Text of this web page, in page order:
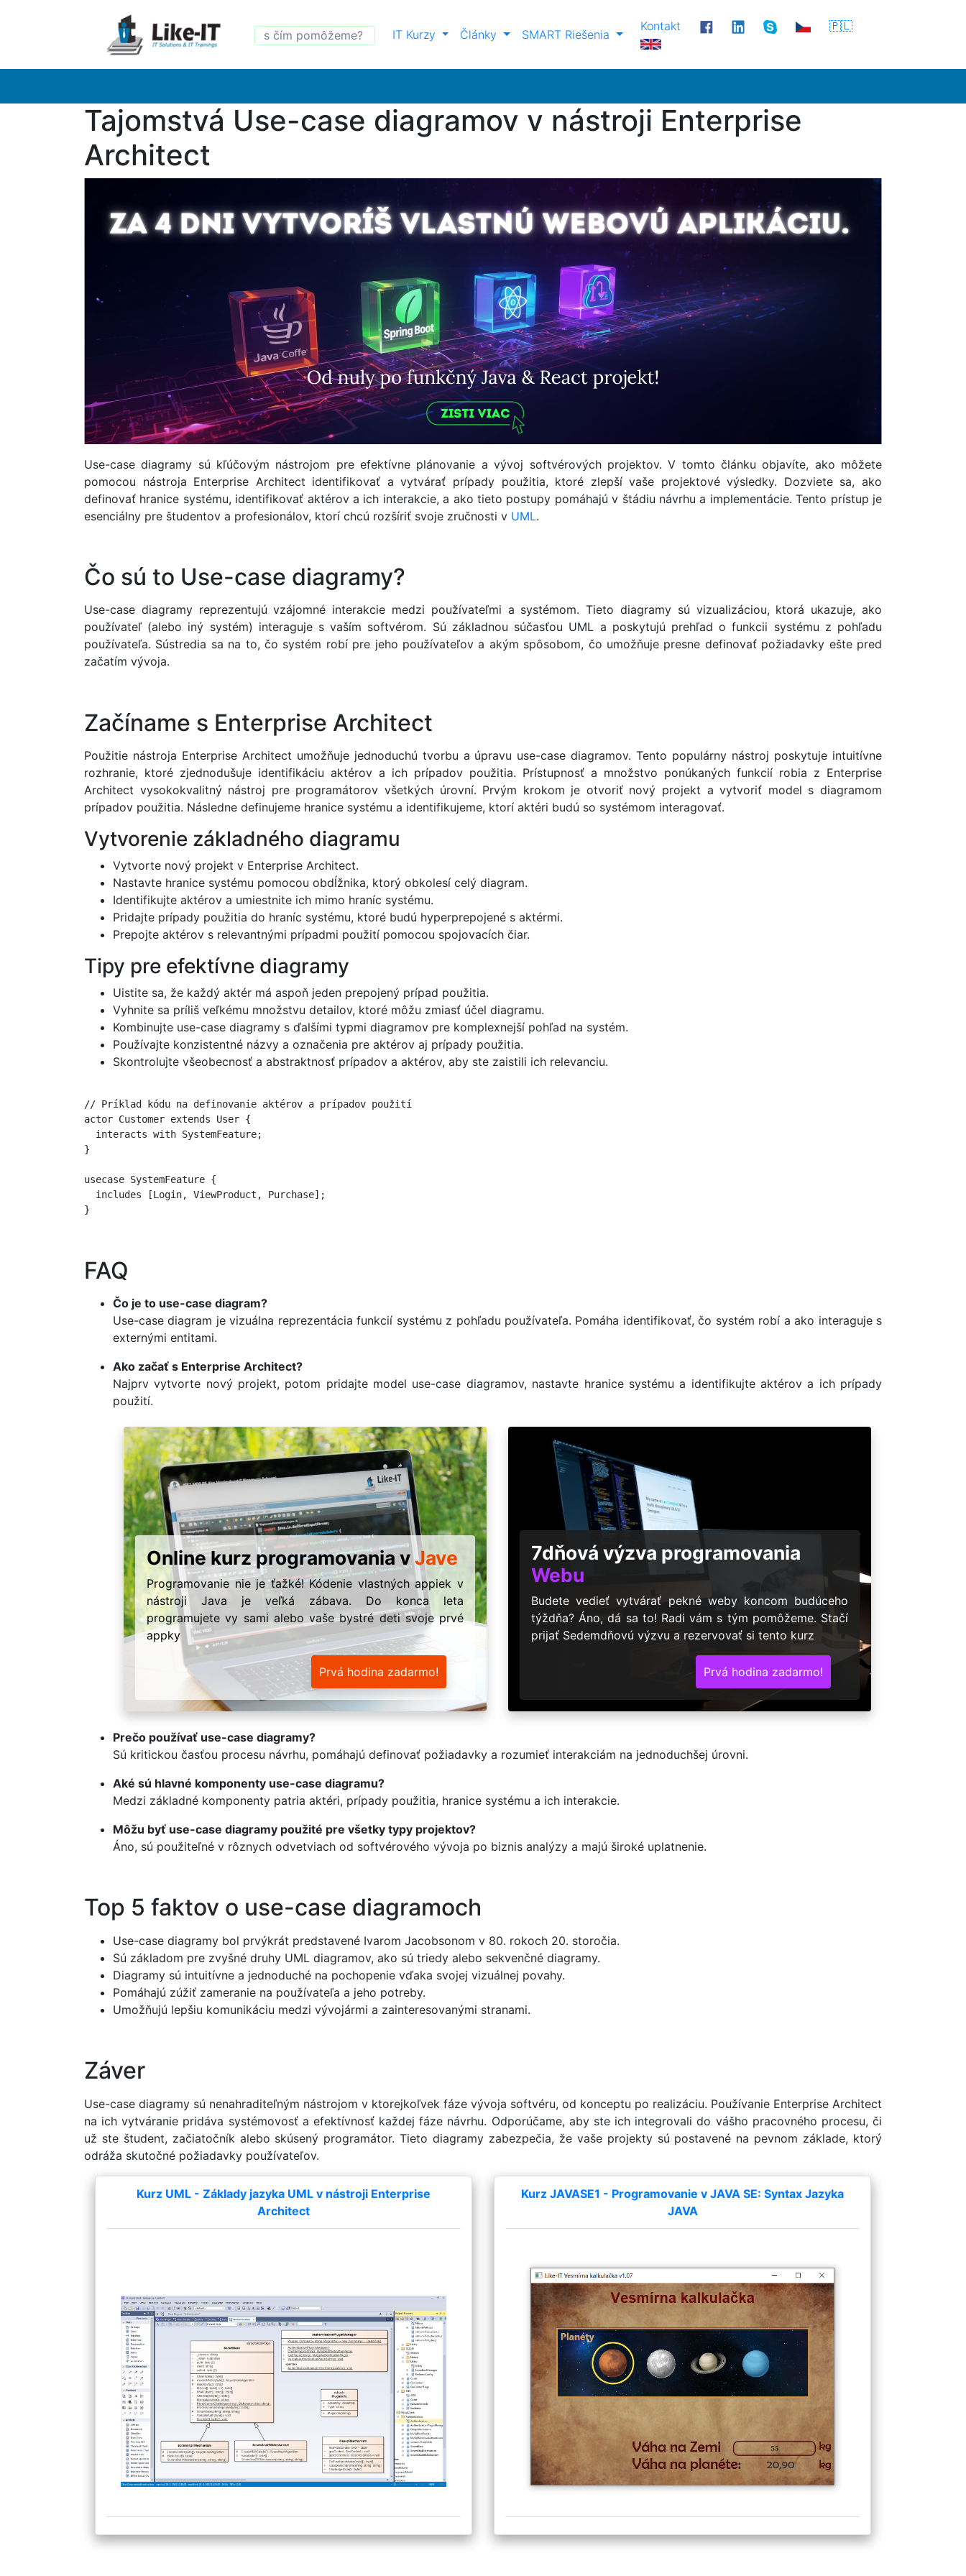
IT Kurzy Články SMART Riešenia
Kontakt 🇵🇱
Tajomstvá Use-case diagramov v nástroji Enterprise
Architect
Use-case diagramy sú kľúčovým nástrojom pre efektívne plánovanie a vývoj softvérových projektov. V tomto článku objavíte, ako môžete
pomocou nástroja Enterprise Architect identifikovať a vytvárať prípady použitia, ktoré zlepší vaše projektové výsledky. Dozviete sa, ako
definovať hranice systému, identifikovať aktérov a ich interakcie, a ako tieto postupy pomáhajú v štádiu návrhu a implementácie. Tento prístup je
esenciálny pre študentov a profesionálov, ktorí chcú rozšíriť svoje zručnosti v UML.
Čo sú to Use-case diagramy?
Use-case diagramy reprezentujú vzájomné interakcie medzi používateľmi a systémom. Tieto diagramy sú vizualizáciou, ktorá ukazuje, ako
používateľ (alebo iný systém) interaguje s vaším softvérom. Sú základnou súčasťou UML a poskytujú prehľad o funkcii systému z pohľadu
používateľa. Sústredia sa na to, čo systém robí pre jeho používateľov a akým spôsobom, čo umožňuje presne definovať požiadavky ešte pred
začatím vývoja.
Začíname s Enterprise Architect
Použitie nástroja Enterprise Architect umožňuje jednoduchú tvorbu a úpravu use-case diagramov. Tento populárny nástroj poskytuje intuitívne
rozhranie, ktoré zjednodušuje identifikáciu aktérov a ich prípadov použitia. Prístupnosť a množstvo ponúkaných funkcií robia z Enterprise
Architect vysokokvalitný nástroj pre programátorov všetkých úrovní. Prvým krokom je otvoriť nový projekt a vytvoriť model s diagramom
prípadov použitia. Následne definujeme hranice systému a identifikujeme, ktorí aktéri budú so systémom interagovať.
Vytvorenie základného diagramu
Vytvorte nový projekt v Enterprise Architect.
Nastavte hranice systému pomocou obdĺžnika, ktorý obkolesí celý diagram.
Identifikujte aktérov a umiestnite ich mimo hraníc systému.
Pridajte prípady použitia do hraníc systému, ktoré budú hyperprepojené s aktérmi.
Prepojte aktérov s relevantnými prípadmi použití pomocou spojovacích čiar.
Tipy pre efektívne diagramy
Uistite sa, že každý aktér má aspoň jeden prepojený prípad použitia.
Vyhnite sa príliš veľkému množstvu detailov, ktoré môžu zmiasť účel diagramu.
Kombinujte use-case diagramy s ďalšími typmi diagramov pre komplexnejší pohľad na systém.
Používajte konzistentné názvy a označenia pre aktérov aj prípady použitia.
Skontrolujte všeobecnosť a abstraktnosť prípadov a aktérov, aby ste zaistili ich relevanciu.
// Príklad kódu na definovanie aktérov a prípadov použití
actor Customer extends User {
  interacts with SystemFeature;
}
usecase SystemFeature {
  includes [Login, ViewProduct, Purchase];
FAQ
Čo je to use-case diagram?
Use-case diagram je vizuálna reprezentácia funkcií systému z pohľadu používateľa. Pomáha identifikovať, čo systém robí a ako interaguje s
externými entitami.
Ako začať s Enterprise Architect?
Najprv vytvorte nový projekt, potom pridajte model use-case diagramov, nastavte hranice systému a identifikujte aktérov a ich prípady
použití.
Online kurz programovania vJave
Programovanie nie je ťažké! Kódenie vlastných appiek v
nástroji Java je veľká zábava. Do konca leta
programujete vy sami alebo vaše bystré deti svoje prvé
appky
Prvá hodina zadarmo!
7dňová výzva programovania
Webu
Budete vedieť vytvárať pekné weby koncom budúceho
týždňa? Áno, dá sa to! Radi vám s tým pomôžeme. Stačí
prijať Sedemdňovú výzvu a rezervovať si tento kurz
Prvá hodina zadarmo!
Prečo používať use-case diagramy?
Sú kritickou časťou procesu návrhu, pomáhajú definovať požiadavky a rozumieť interakciám na jednoduchšej úrovni.
Aké sú hlavné komponenty use-case diagramu?
Medzi základné komponenty patria aktéri, prípady použitia, hranice systému a ich interakcie.
Môžu byť use-case diagramy použité pre všetky typy projektov?
Áno, sú použiteľné v rôznych odvetviach od softvérového vývoja po biznis analýzy a majú široké uplatnenie.
Top 5 faktov o use-case diagramoch
Use-case diagramy bol prvýkrát predstavené Ivarom Jacobsonom v 80. rokoch 20. storočia.
Sú základom pre zvyšné druhy UML diagramov, ako sú triedy alebo sekvenčné diagramy.
Diagramy sú intuitívne a jednoduché na pochopenie vďaka svojej vizuálnej povahy.
Pomáhajú zúžiť zameranie na používateľa a jeho potreby.
Umožňujú lepšiu komunikáciu medzi vývojármi a zainteresovanými stranami.
Záver
Use-case diagramy sú nenahraditeľným nástrojom v ktorejkoľvek fáze vývoja softvéru, od konceptu po realizáciu. Používanie Enterprise Architect
na ich vytváranie pridáva systémovosť a efektívnosť každej fáze návrhu. Odporúčame, aby ste ich integrovali do vášho pracovného procesu, či
už ste študent, začiatočník alebo skúsený programátor. Tieto diagramy zabezpečia, že vaše projekty sú postavené na pevnom základe, ktorý
odráža skutočné požiadavky používateľov.
Kurz UML - Základy jazyka UML v nástroji Enterprise
Architect
Kurz JAVASE1 - Programovanie v JAVA SE: Syntax Jazyka
JAVA